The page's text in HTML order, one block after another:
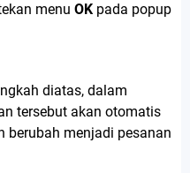
menu OK pada popup
diatas, dalam
tersebut akan otomatis
berubah menjadi pesanan